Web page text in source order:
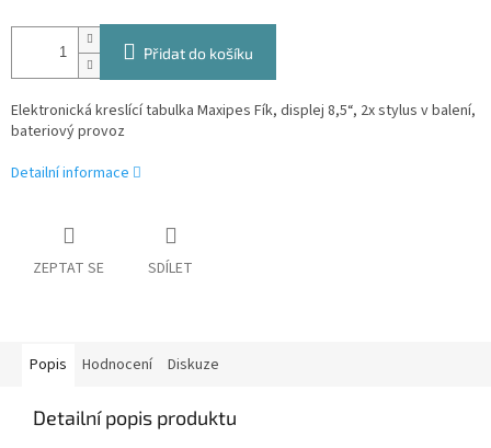
Přidat do košíku
Elektronická kreslící tabulka Maxipes Fík, displej 8,5“, 2x stylus v balení,
bateriový provoz
Detailní informace
ZEPTAT SE SDÍLET
Popis Hodnocení Diskuze
Detailní popis produktu